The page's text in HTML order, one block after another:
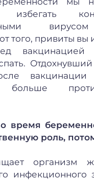
избегать
того, привиты вы
вакцинацией
вакцинации
больше
время
роль,
организм
инфекционного